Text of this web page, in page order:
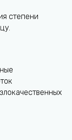
степени